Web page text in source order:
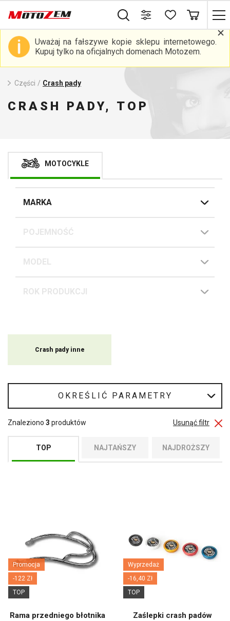
Uważaj na fałszywe kopie sklepu internetowego.
Kupuj tylko na oficjalnych domenach Motozem.
Części / Crash pady
CRASH PADY, TOP
MOTOCYKLE
MARKA
POJEMNOŚĆ
MODEL
ROK PRODUKCJI
Crash pady inne
OKREŚLIĆ PARAMETRY
Usunąć filtr
Znaleziono 3 produktów
TOP NAJTAŃSZY NAJDROŻSZY
Promocja
-122 Zł
TOP
Rama przedniego błotnika
Wyprzedaż
-16,40 Zł
TOP
Zaślepki crash padów